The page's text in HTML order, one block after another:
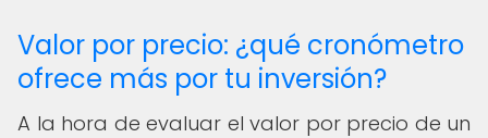
Valor por precio: ¿qué cronómetro
ofrece más por tu inversión?
A la hora de evaluar el valor por precio de un